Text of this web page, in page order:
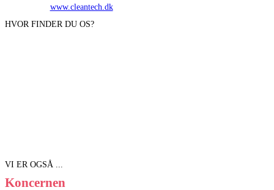
www.cleantech.dk
HVOR FINDER DU OS?
VI ER OGSÅ ...
Koncernen